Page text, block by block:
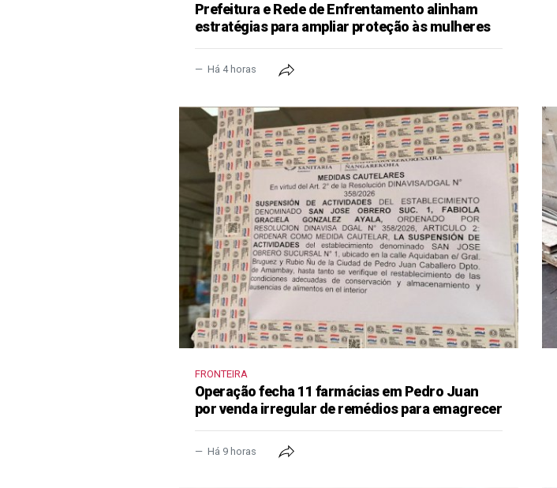
Prefeitura e Rede de Enfrentamento alinham
estratégias para ampliar proteção às mulheres
Há 4 horas
FRONTEIRA
Operação fecha 11 farmácias em Pedro Juan
por venda irregular de remédios para emagrecer
Há 9 horas